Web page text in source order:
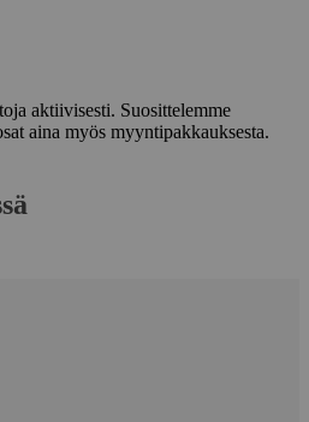
aktiivisesti. Suosittelemme
aina myös myyntipakkauksesta.